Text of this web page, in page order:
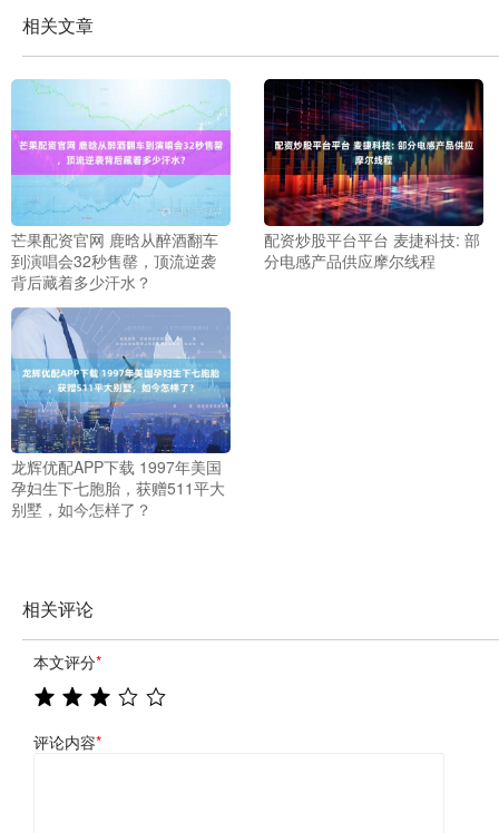
相关文章
芒果配资官网 鹿晗从醉酒翻车
到演唱会32秒售罄，顶流逆袭
背后藏着多少汗水？
配资炒股平台平台 麦捷科技: 部
分电感产品供应摩尔线程
龙辉优配APP下载 1997年美国
孕妇生下七胞胎，获赠511平大
别墅，如今怎样了？
相关评论
本文评分*
评论内容*